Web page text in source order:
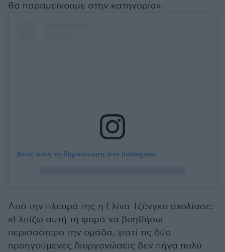
θα παραμείνουμε στην κατηγορία».
Δείτε αυτή τη δημοσίευση στο Instagram.
Από την πλευρά της η Ελίνα Τζένγκο σχολίασε:
«Ελπίζω αυτή τη φορά να βοηθήσω
περισσότερο την ομάδα, γιατί τις δύο
προηγούμενες διοργανώσεις δεν πήγα πολύ